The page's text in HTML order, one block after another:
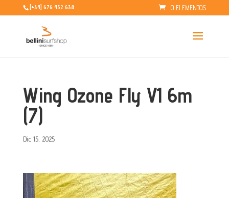
[+34] 676 452 638 0 ELEMENTOS
Wing Ozone Fly V1 6m
(7)
Dic 15, 2025